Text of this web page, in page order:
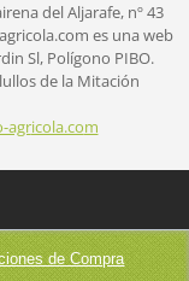
del Aljarafe, nº 43
es una web
Sl,Polígono PIBO.
de la Mitación
agricola.com
de Compra